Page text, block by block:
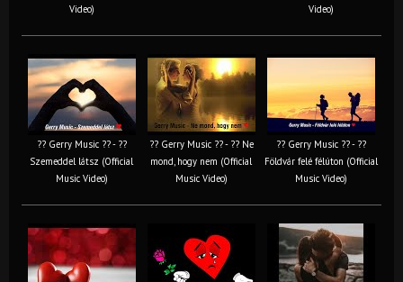
Video)
Video)
?? Gerry Music ?? - ??
Szemeddel látsz (Official
Music Video)
?? Gerry Music ?? - ?? Ne
mond, hogy nem (Official
Music Video)
?? Gerry Music ?? - ??
Földvár felé félúton (Official
Music Video)